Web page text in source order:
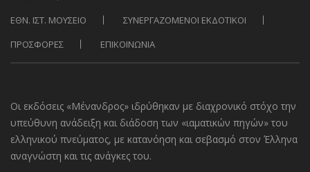
ΕΘΝ. ΙΣΤ. ΜΟΥΣΕΙΟ
ΣΥΝΕΡΓΑΖΟΜΕΝΟΙ ΕΚΔΟΤΙΚΟΙ
ΠΡΟΣΦΟΡΕΣ
ΕΠΙΚΟΙΝΩΝΙΑ
Οι εκδόσεις «Μένανδρος» ιδρύθηκαν με διαχρονικό στόχο την
υπεύθυνη ανάδειξη και διάδοση των «ιαματικών πηγών» του
ελληνικού πνεύματος, με κατανόηση και σεβασμό στον Έλληνα
αναγνώστη και τις ανάγκες του.